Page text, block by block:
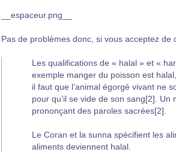
__espaceur.png__
Pas de problèmes donc, si vous acceptez de
Les qualifications de « halal » et «
exemple manger du poisson est
il faut que l’animal égorgé vivant ne
pour qu’il se vide de son sang[2].
prononçant des paroles sacrées[2].
Le Coran et la sunna spécifient les
aliments deviennent halal.